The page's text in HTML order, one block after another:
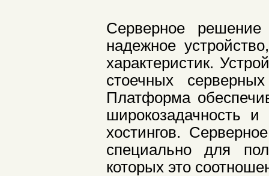
Серверное
надежное
характеристик.
стоечных
Платформа
широкозадачность
хостингов.
специально для
которых это